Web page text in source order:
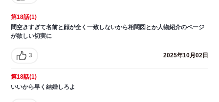
第18話(1)
間空きすぎて名前と顔が全く一致しないから相関図とか人物紹介のページ
が欲しい切実に
3 2025年10月02日
第18話(1)
いいから早く結婚しろよ